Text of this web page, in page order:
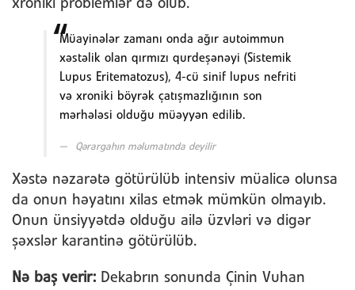
xroniki problemlər də olub.
Müayinələr zamanı onda ağır autoimmun
xəstəlik olan qırmızı qurdeşənəyi (Sistemik
Lupus Eritematozus), 4-cü sinif lupus nefriti
və xroniki böyrək çatışmazlığının son
mərhələsi olduğu müəyyən edilib.
Qərargahın məlumatında deyilir
Xəstə nəzarətə götürülüb intensiv müalicə olunsa
da onun həyatını xilas etmək mümkün olmayıb.
Onun ünsiyyətdə olduğu ailə üzvləri və digər
şəxslər karantinə götürülüb.
Nə baş verir: Dekabrın sonunda Çinin Vuhan